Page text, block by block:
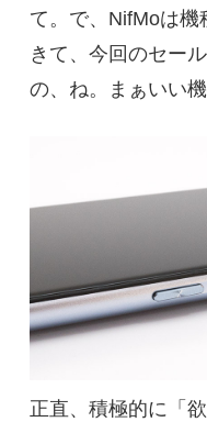
て。で、NifMoは
きて、今回のセー
の、ね。まぁいい
正直、積極的に「